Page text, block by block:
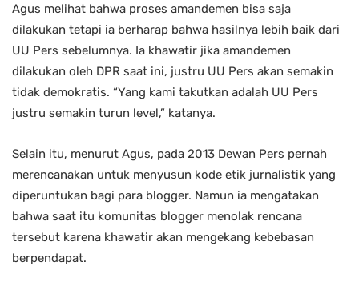
Agus melihat bahwa proses amandemen bisa saja
dilakukan tetapi ia berharap bahwa hasilnya lebih baik dari
UU Pers sebelumnya. Ia khawatir jika amandemen
dilakukan oleh DPR saat ini, justru UU Pers akan semakin
tidak demokratis. “Yang kami takutkan adalah UU Pers
justru semakin turun level,” katanya.
Selain itu, menurut Agus, pada 2013 Dewan Pers pernah
merencanakan untuk menyusun kode etik jurnalistik yang
diperuntukan bagi para blogger. Namun ia mengatakan
bahwa saat itu komunitas blogger menolak rencana
tersebut karena khawatir akan mengekang kebebasan
berpendapat.